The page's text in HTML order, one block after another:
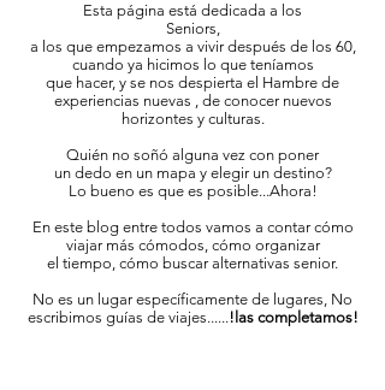
Esta página está dedicada a los
Seniors,
a los que empezamos a vivir después de los 60,
cuando ya hicimos lo que teníamos
que hacer, y se nos despierta el Hambre de
experiencias nuevas , de conocer nuevos
horizontes y culturas.
Quién no soñó alguna vez con poner
un dedo en un mapa y elegir un destino?
Lo bueno es que es posible...Ahora!
En este blog entre todos vamos a contar cómo
viajar más cómodos, cómo organizar
el tiempo, cómo buscar alternativas senior.
No es un lugar específicamente de lugares, No
escribimos guías de viajes......!las completamos!